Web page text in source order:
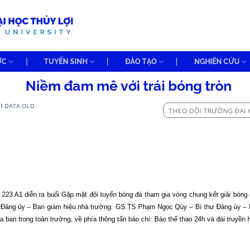
TUYỂN SINH ĐÀO TẠO NGHIÊN CỨU
Niềm đam mê với trái bóng tròn
DATA OLD
THEO DÕI TRƯỜNG ĐẠI
A1 diễn ra buổi Gặp mặt đội tuyển bóng đá tham gia vòng chung kết giải
ủy – Ban giám hiệu nhà trường: GS.TS Phạm Ngọc Qúy – Bí thư Đảng ủy
ban trong toàn trường, về phía thông tấn báo chí: Báo thể thao 24h và đài truyền